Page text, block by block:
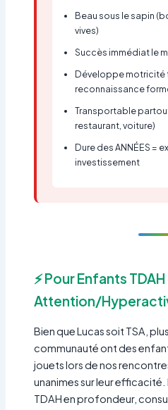
Beau sous le sapin
vives)
Succès immédiat le
Développe motricité
reconnaissance
Transportable
restaurant, voiture)
Dure des ANNÉES =
investissement
⚡ Pour Enfants
Attention/
Bien que Lucas soit TSA,
communauté ont des
jouets lors de nos
unanimes sur leur
TDAH en profondeur,